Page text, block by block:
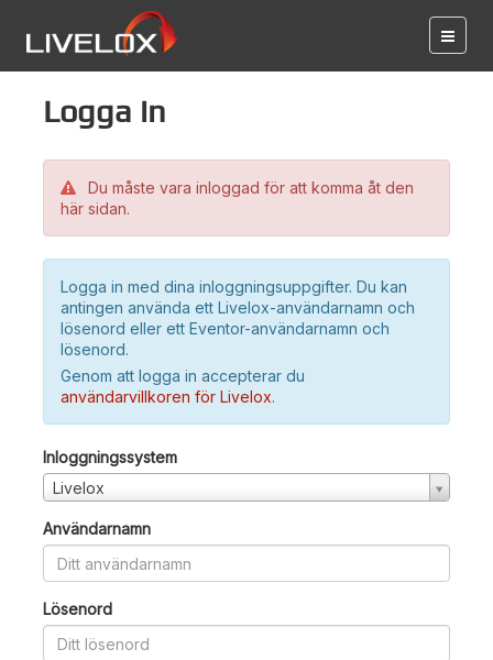
Logga in
Du måste vara inloggad för att komma åt den
här sidan.
Logga in med dina inloggningsuppgifter. Du kan
antingen använda ett Livelox-användarnamn och
lösenord eller ett Eventor-användarnamn och
lösenord.
Genom att logga in accepterar du
användarvillkoren för Livelox.
Inloggningssystem
Livelox
Användarnamn
Lösenord